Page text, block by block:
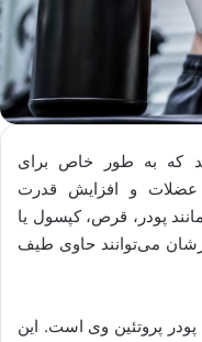
که به طور خاص برای
عضلات و افزایش قدرت
پودر، قرص، کپسول یا
می‌توانند حاوی طیف
پروتئین وی است. این